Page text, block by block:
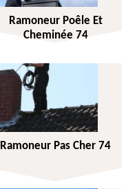
Ramoneur Poêle Et
Cheminée 74
Ramoneur Pas Cher 74